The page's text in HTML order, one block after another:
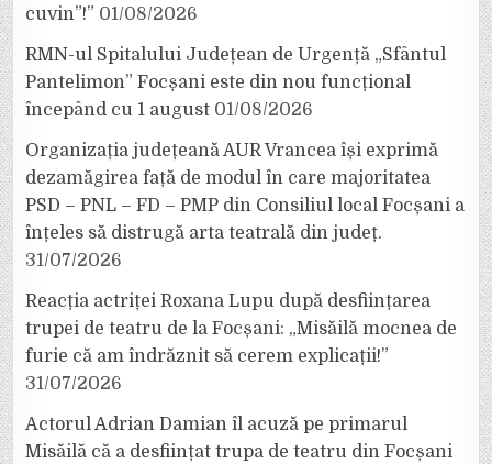
cuvin”!” 01/08/2026
RMN-ul Spitalului Județean de Urgență „Sfântul
Pantelimon” Focșani este din nou funcțional
începând cu 1 august 01/08/2026
Organizația județeană AUR Vrancea își exprimă
dezamăgirea față de modul în care majoritatea
PSD – PNL – FD – PMP din Consiliul local Focșani a
înțeles să distrugă arta teatrală din județ.
31/07/2026
Reacția actriței Roxana Lupu după desființarea
trupei de teatru de la Focșani: „Misăilă mocnea de
furie că am îndrăznit să cerem explicații!”
31/07/2026
Actorul Adrian Damian îl acuză pe primarul
Misăilă că a desființat trupa de teatru din Focșani